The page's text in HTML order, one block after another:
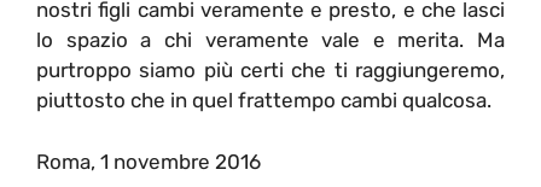
nostri figli cambi veramente e presto, e che lasci
lo spazio a chi veramente vale e merita. Ma
purtroppo siamo più certi che ti raggiungeremo,
piuttosto che in quel frattempo cambi qualcosa.
Roma, 1 novembre 2016